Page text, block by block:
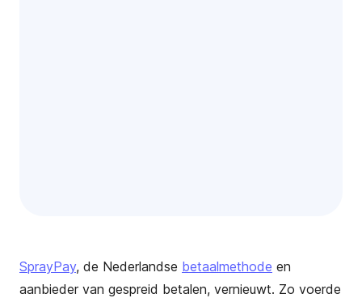
SprayPay, de Nederlandse betaalmethode en
aanbieder van gespreid betalen, vernieuwt. Zo voerde